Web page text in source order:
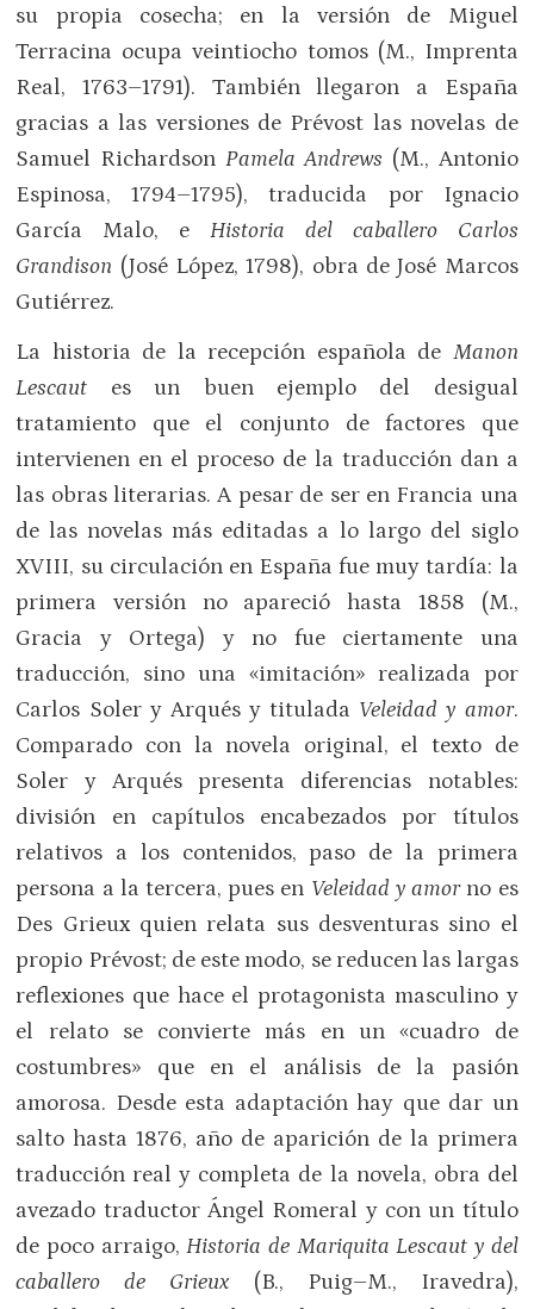
su propia cosecha; en la versión de Miguel
Terracina ocupa veintiocho tomos (M., Imprenta
Real, 1763–1791). También llegaron a España
gracias a las versiones de Prévost las novelas de
Samuel Richardson Pamela Andrews (M., Antonio
Espinosa, 1794–1795), traducida por Ignacio
García Malo, e Historia del caballero Carlos
Grandison (José López, 1798), obra de José Marcos
Gutiérrez.
La historia de la recepción española de Manon
Lescaut es un buen ejemplo del desigual
tratamiento que el conjunto de factores que
intervienen en el proceso de la traducción dan a
las obras literarias. A pesar de ser en Francia una
de las novelas más editadas a lo largo del siglo
XVIII, su circulación en España fue muy tardía: la
primera versión no apareció hasta 1858 (M.,
Gracia y Ortega) y no fue ciertamente una
traducción, sino una «imitación» realizada por
Carlos Soler y Arqués y titulada Veleidad y amor.
Comparado con la novela original, el texto de
Soler y Arqués presenta diferencias notables:
división en capítulos encabezados por títulos
relativos a los contenidos, paso de la primera
persona a la tercera, pues en Veleidad y amor no es
Des Grieux quien relata sus desventuras sino el
propio Prévost; de este modo, se reducen las largas
reflexiones que hace el protagonista masculino y
el relato se convierte más en un «cuadro de
costumbres» que en el análisis de la pasión
amorosa. Desde esta adaptación hay que dar un
salto hasta 1876, año de aparición de la primera
traducción real y completa de la novela, obra del
avezado traductor Ángel Romeral y con un título
de poco arraigo,Historia de Mariquita Lescaut y del
caballero de Grieux (B., Puig–M., Iravedra),